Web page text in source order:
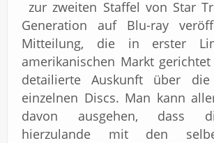
zur zweiten Staffel von Star
Generation auf Blu-ray
Mitteilung, die in erster
amerikanischen Markt
detailierte Auskunft über
einzelnen Discs. Man kann
davon ausgehen, dass
hierzulande mit den